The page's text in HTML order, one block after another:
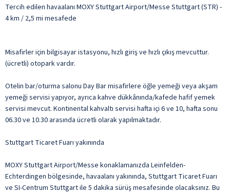
Tercih edilen havaalanı MOXY Stuttgart Airport/Messe Stuttgart (STR) -
4 km / 2,5 mi mesafede
Misafirler için bilgisayar istasyonu, hızlı giriş ve hızlı çıkış mevcuttur.
(ücretli) otopark vardır.
Otelin bar/oturma salonu Day Bar misafirlere öğle yemeği veya akşam
yemeği servisi yapıyor, ayrıca kahve dükkânında/kafede hafif yemek
servisi mevcut. Kontinental kahvaltı servisi hafta içi 6 ve 10, hafta sonu
06.30 ve 10.30 arasında ücretli olarak yapılmaktadır.
Stuttgart Ticaret Fuarı yakınında
MOXY Stuttgart Airport/Messe konaklamanızda Leinfelden-
Echterdingen bölgesinde, havaalanı yakınında, Stuttgart Ticaret Fuarı
ve SI-Centrum Stuttgart ile 5 dakika sürüş mesafesinde olacaksınız. Bu